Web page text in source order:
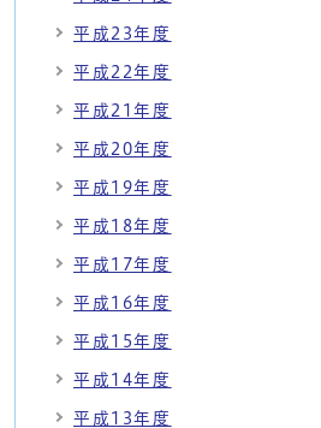
平成23年度
平成22年度
平成21年度
平成20年度
平成19年度
平成18年度
平成17年度
平成16年度
平成15年度
平成14年度
平成13年度